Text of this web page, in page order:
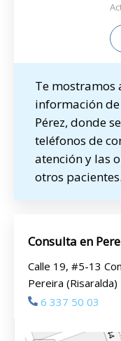
Te mostramos
información
Pérez, donde
teléfonos de
atención y las
otros pacientes.
Consulta en
Calle 19, #5-13
Pereira (Risaralda)
6 337 50 03